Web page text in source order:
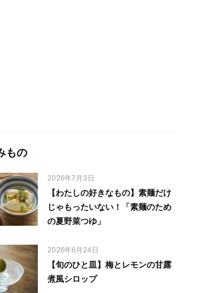
もの
2026年7月3日
【わたしの好きなもの】素麺だけ
じゃもったいない！「素麺のため
の夏野菜つゆ」
2026年6月24日
【旬のひと皿】梅とレモンの甘露
煮風シロップ